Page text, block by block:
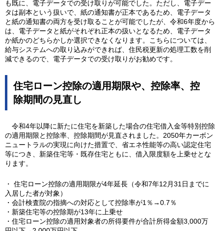
も既に、電子データでの受け取りが可能でした。ただし、電子デー
タは副本という扱いで、紙の通知書が正本であるため、電子データ
と紙の通知書の両方を受け取ることが可能でしたが、令和6年度から
は、電子データと紙がそれぞれ正本の扱いとなるため、電子データ
か紙かのどちらかしか選択できなくなります。こちらについては、
給与システムへの取り込みができれば、住民税更新の処理工数を削
減できるので、電子データでの受け取りがお勧めです。
住宅ローン控除の適用期限や、控除率、控
除期間の見直し
令和4年以降に新たに住宅を新築した場合の住宅借入金等特別控除
の適用期限と控除率、控除期間が見直されました。2050年カーボン
ニュートラルの実現に向けた措置で、省エネ性能等の高い認定住宅
等につき、新築住宅等・既存住宅ともに、借入限度額を上乗せとな
ります。
・ 住宅ローン控除の適用期限が4年延長（令和7年12月31日までに
入居した者が対象）
・会計検査院の指摘への対応として控除率が1％→0.7％
・新築住宅等の控除期が13年に上乗せ
・住宅ローン控除の適用対象者の所得要件が合計所得金額3,000万